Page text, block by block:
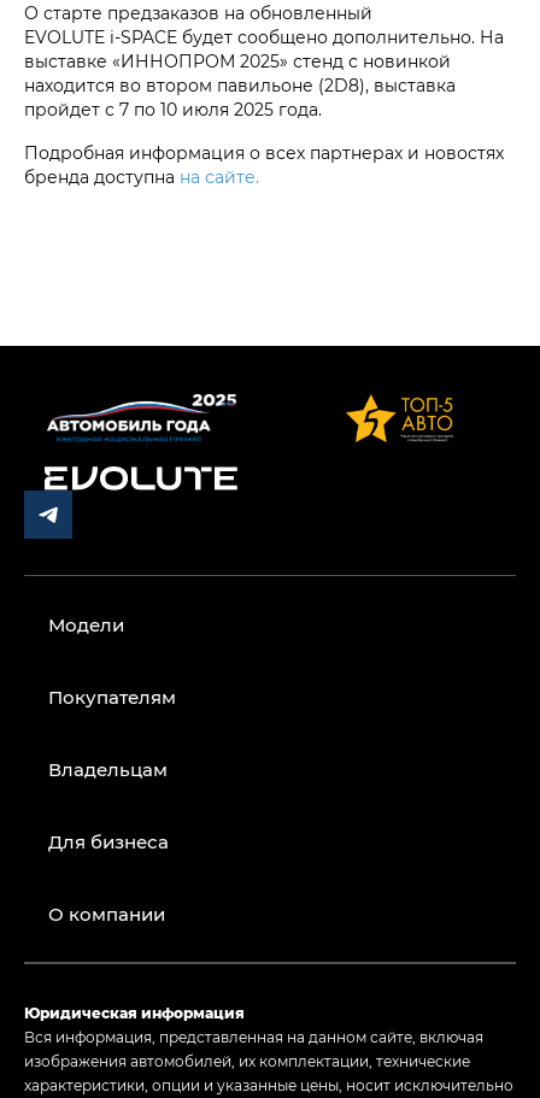
О старте предзаказов на обновленный
EVOLUTE i‑SPACE будет сообщено дополнительно. На
выставке «ИННОПРОМ 2025» стенд с новинкой
находится во втором павильоне (2D8), выставка
пройдет с 7 по 10 июля 2025 года.
Подробная информация о всех партнерах и новостях
бренда доступна на сайте.
Модели
Покупателям
Владельцам
Для бизнеса
О компании
Юридическая информация
Вся информация, представленная на данном сайте, включая
изображения автомобилей, их комплектации, технические
характеристики, опции и указанные цены, носит исключительно